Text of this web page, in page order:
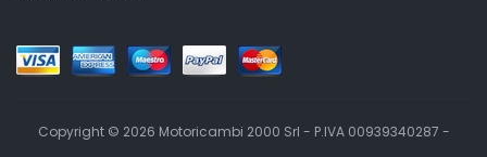
Copyright © 2026 Motoricambi 2000 Srl - P.IVA 00939340287 -